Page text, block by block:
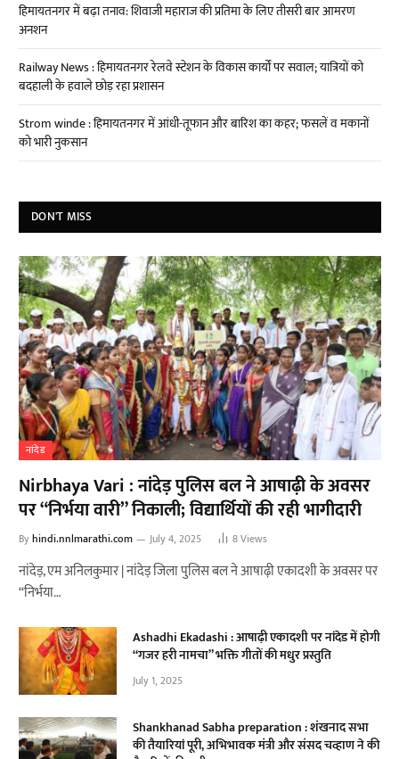
हिमायतनगर में बढ़ा तनाव: शिवाजी महाराज की प्रतिमा के लिए तीसरी बार आमरण
अनशन
Railway News : हिमायतनगर रेलवे स्टेशन के विकास कार्यों पर सवाल; यात्रियों को
बदहाली के हवाले छोड़ रहा प्रशासन
Strom winde : हिमायतनगर में आंधी-तूफान और बारिश का कहर; फसलें व मकानों
को भारी नुकसान
DON'T MISS
नांदेड
Nirbhaya Vari : नांदेड़ पुलिस बल ने आषाढ़ी के अवसर
पर “निर्भया वारी” निकाली; विद्यार्थियों की रही भागीदारी
Byhindi.nnlmarathi.com July 4, 2025 8Views
नांदेड़, एम अनिलकुमार | नांदेड़ जिला पुलिस बल ने आषाढ़ी एकादशी के अवसर पर
“निर्भया…
Ashadhi Ekadashi : आषाढ़ी एकादशी पर नांदेड में होगी
“गजर हरी नामचा” भक्ति गीतों की मधुर प्रस्तुति
July 1, 2025
Shankhanad Sabha preparation : शंखनाद सभा
की तैयारियां पूरी, अभिभावक मंत्री और संसद चव्हाण ने की